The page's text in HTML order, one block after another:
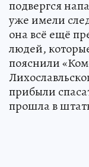
подвергся
уже имели
она всё ещё
людей,
пояснили
прибыли
прошла в